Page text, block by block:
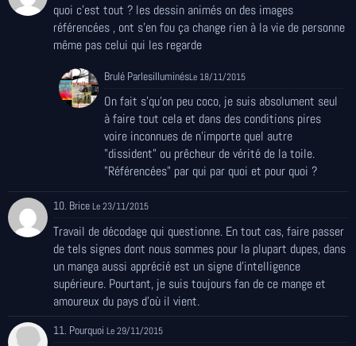
quoi c'est tout ? les dessin animés on des images
référencées , ont s'en fou ça change rien à la vie de personne
même pas celui qui les regarde
Brulé ParlesilluminésLe 18/11/2015
On fait s'qu'on peu coco, je suis absolument seul
à faire tout cela et dans des conditions pires
voire inconnues de n'importe quel autre
"dissident" ou prêcheur de vérité de la toile.
"Référencées" par qui par quoi et pour quoi ?
10. Brice Le 23/11/2015
Travail de décodage qui questionne. En tout cas, faire passer
de tels signes dont nous sommes pour la plupart dupes, dans
un manga aussi apprécié est un signe d'intelligence
supérieure. Pourtant, je suis toujours fan de ce mange et
amoureux du pays d'où il vient.
11. Pourquoi Le 29/11/2015